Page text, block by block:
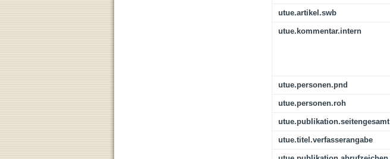
utue.artikel.swb
utue.kommentar.intern
utue.personen.pnd
utue.personen.roh
utue.publikation.seitengesamt
utue.titel.verfasserangabe